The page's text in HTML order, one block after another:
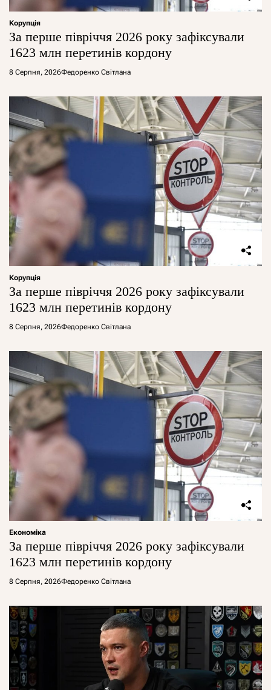
Корупція
За перше півріччя 2026 року зафіксували
1623 млн перетинів кордону
8 Серпня, 2026Федоренко Світлана
Корупція
За перше півріччя 2026 року зафіксували
1623 млн перетинів кордону
8 Серпня, 2026Федоренко Світлана
Економіка
За перше півріччя 2026 року зафіксували
1623 млн перетинів кордону
8 Серпня, 2026Федоренко Світлана